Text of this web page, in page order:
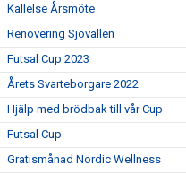
Kallelse Årsmöte
Renovering Sjövallen
Futsal Cup 2023
Årets Svarteborgare 2022
Hjälp med brödbak till vår Cup
Futsal Cup
Gratismånad Nordic Wellness